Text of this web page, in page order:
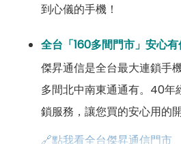
到心儀的手機！
全台「160多間門市」安心有
傑昇通信是全台最大連鎖手
多間北中南東通通有。40年
鎖服務，讓您買的安心用的
🔗點我看全台傑昇通信門市